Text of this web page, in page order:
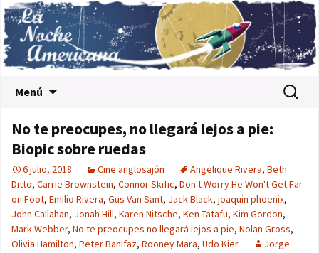
Menú Buscar:
No te preocupes, no llegará lejos a pie:
Biopic sobre ruedas
6 julio, 2018 Cine anglosajón Angelique Rivera, Beth
Ditto, Carrie Brownstein, Connor Skific, Don't Worry He Won't Get Far
on Foot, Emilio Rivera, Gus Van Sant, Jack Black, joaquin phoenix,
John Callahan, Jonah Hill, Karen Nitsche, Ken Tatafu, Kim Gordon,
Mark Webber, No te preocupes no llegará lejos a pie, Nolan Gross,
Olivia Hamilton, Peter Banifaz, Rooney Mara, Udo Kier
Jorge